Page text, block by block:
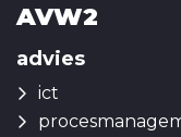
AVW2
advies
ict